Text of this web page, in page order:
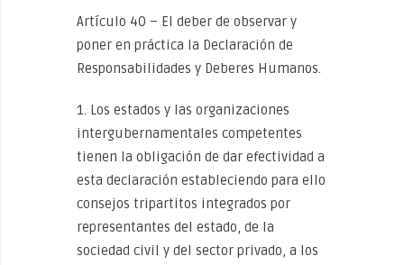
Artículo 40 – El deber de observar y
poner en práctica la Declaración de
Responsabilidades y Deberes Humanos.
1. Los estados y las organizaciones
intergubernamentales competentes
tienen la obligación de dar efectividad a
esta declaración estableciendo para ello
consejos tripartitos integrados por
representantes del estado, de la
sociedad civil y del sector privado, a los